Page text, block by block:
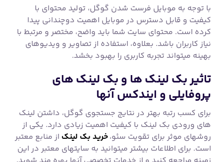
با توجه به موبایل فرست شدن گوگل، تولید محتوای با
کیفیت و قابل دسترس در موبایل اهمیت دوچندانی پیدا
کرده است. محتوای سایت شما باید واضح، مختصر و مرتبط با
نیاز کاربران باشد. بعلاوه، استفاده از تصاویر و ویدیوهای
بهینه میتواند تجربه کاربری را بهبود بخشد.
تاثیر بک لینک ها و بک لینک های
پروفایلی و ایندکس آنها
برای کسب رتبه بهتر در نتایج جستجوی گوگل، داشتن لینک
های ورودی بک لینک با کیفیت اهمیت زیادی دارد. یکی از
روشهای موثر برای تقویت سئو،خرید بک لینک از منابع معتبر
است. برای اطلاعات بیشتر میتوانید به سایتهای معتبر در این